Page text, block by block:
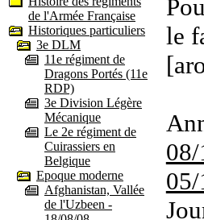
de l'Armée Française
Historiques particuliers
3e DLM
11e régiment de
Dragons Portés (11e
RDP)
3e Division Légère
Mécanique
Le 2e régiment de
Cuirassiers en
Belgique
Epoque moderne
Afghanistan, Vallée
de l'Uzbeen -
le